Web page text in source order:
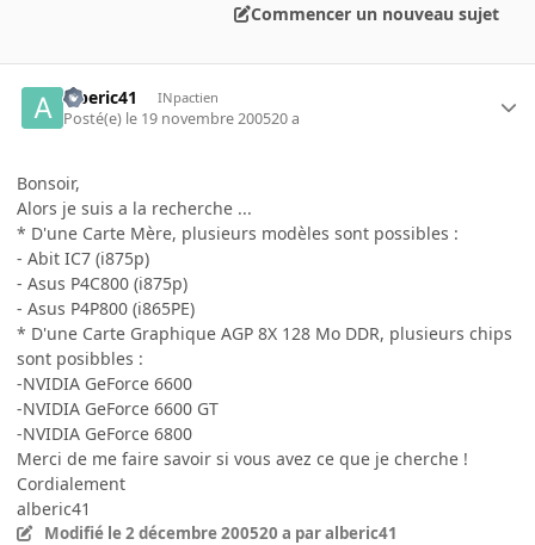
Commencer un nouveau sujet
alberic41 INpactien
Posté(e) le 19 novembre 200520 a
Bonsoir,
Alors je suis a la recherche ...
* D'une Carte Mère, plusieurs modèles sont possibles :
- Abit IC7 (i875p)
- Asus P4C800 (i875p)
- Asus P4P800 (i865PE)
* D'une Carte Graphique AGP 8X 128 Mo DDR, plusieurs chips
sont posibbles :
-NVIDIA GeForce 6600
-NVIDIA GeForce 6600 GT
-NVIDIA GeForce 6800
Merci de me faire savoir si vous avez ce que je cherche !
Cordialement
alberic41
Modifié le 2 décembre 200520 a par alberic41